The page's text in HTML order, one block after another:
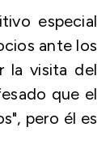
especial
ante los
la visita del
que el
pero él es